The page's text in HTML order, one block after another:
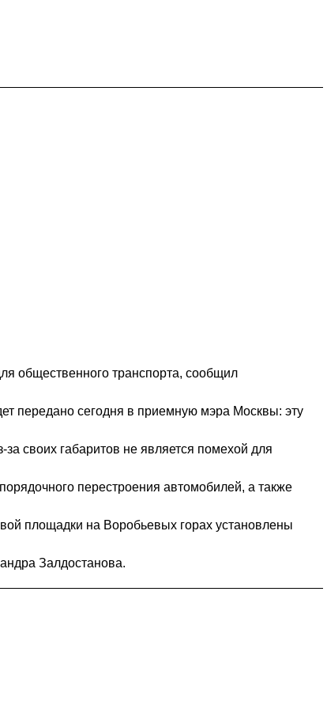
общественного транспорта, сообщил
передано сегодня в приемную мэра Москвы: эту
своих габаритов не является помехой для
перестроения автомобилей, а также
площадки на Воробьевых горах установлены
Залдостанова.